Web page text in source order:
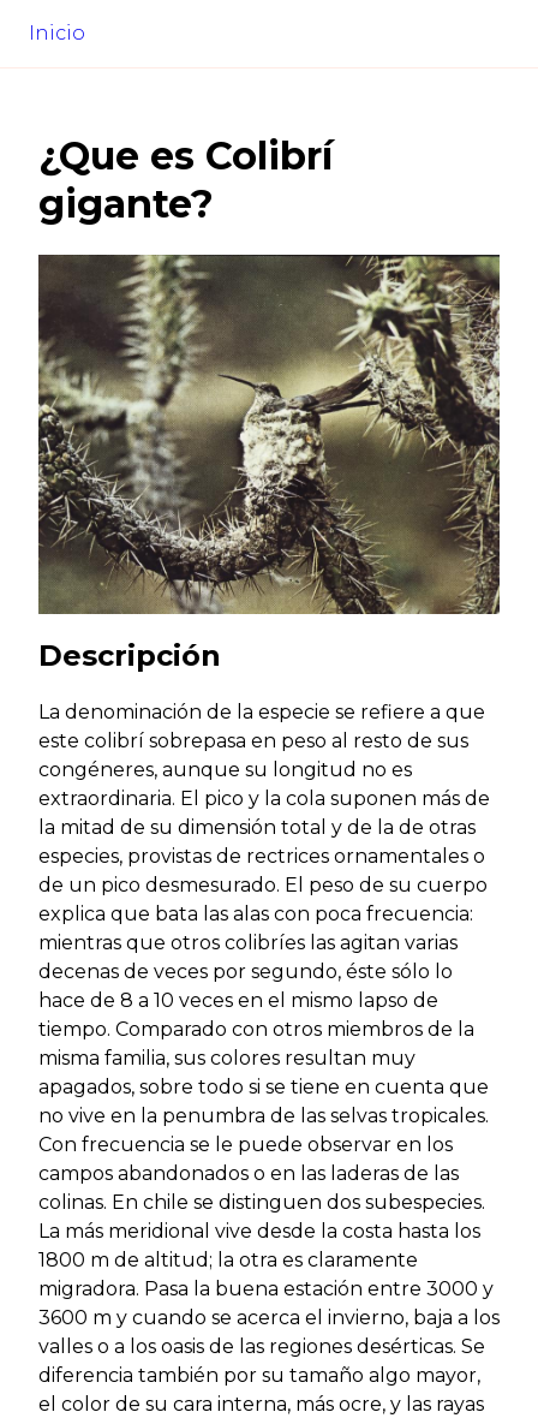
Inicio
¿Que es Colibrí
gigante?
Descripción
La denominación de la especie se refiere a que
este colibrí sobrepasa en peso al resto de sus
congéneres, aunque su longitud no es
extraordinaria. El pico y la cola suponen más de
la mitad de su dimensión total y de la de otras
especies, provistas de rectrices ornamentales o
de un pico desmesurado. El peso de su cuerpo
explica que bata las alas con poca frecuencia:
mientras que otros colibríes las agitan varias
decenas de veces por segundo, éste sólo lo
hace de 8 a 10 veces en el mismo lapso de
tiempo. Comparado con otros miembros de la
misma familia, sus colores resultan muy
apagados, sobre todo si se tiene en cuenta que
no vive en la penumbra de las selvas tropicales.
Con frecuencia se le puede observar en los
campos abandonados o en las laderas de las
colinas. En chile se distinguen dos subespecies.
La más meridional vive desde la costa hasta los
1800 m de altitud; la otra es claramente
migradora. Pasa la buena estación entre 3000 y
3600 m y cuando se acerca el invierno, baja a los
valles o a los oasis de las regiones desérticas. Se
diferencia también por su tamaño algo mayor,
el color de su cara interna, más ocre, y las rayas